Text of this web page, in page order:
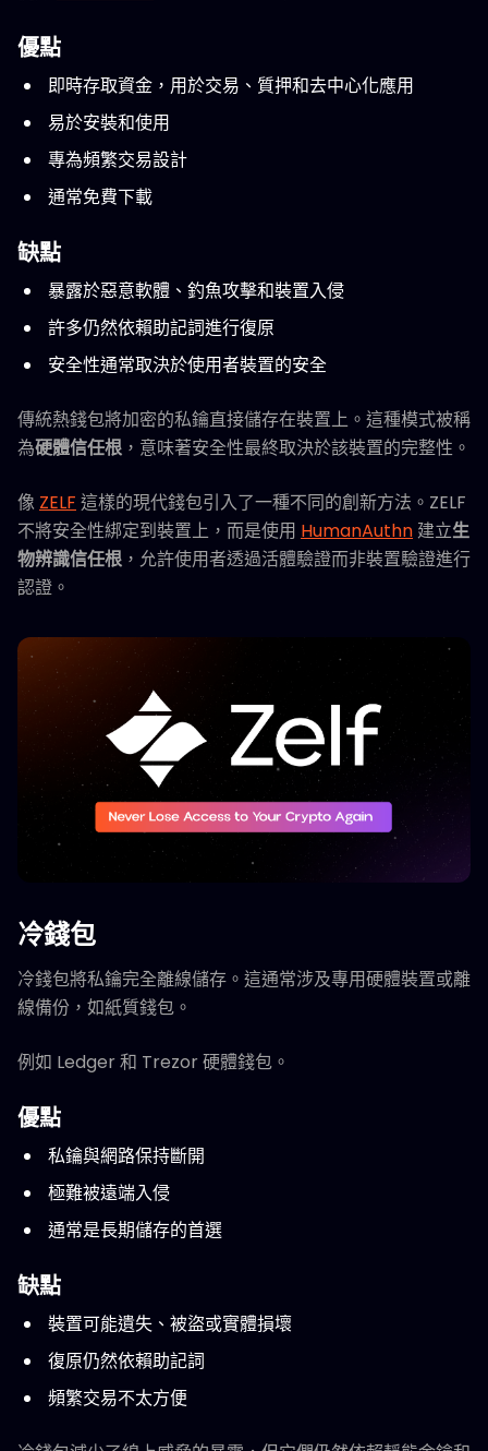
優點
即時存取資金，用於交易、質押和去中心化應用
易於安裝和使用
專為頻繁交易設計
通常免費下載
缺點
暴露於惡意軟體、釣魚攻擊和裝置入侵
許多仍然依賴助記詞進行復原
安全性通常取決於使用者裝置的安全
傳統熱錢包將加密的私鑰直接儲存在裝置上。這種模式被稱
為硬體信任根 ，意味著安全性最終取決於該裝置的完整性。
像 ZELF 這樣的現代錢包引入了一種不同的創新方法。ZELF
不將安全性綁定到裝置上，而是使用 HumanAuthn建立生
物辨識信任根 ，允許使用者透過活體驗證而非裝置驗證進行
認證。
冷錢包
冷錢包將私鑰完全離線儲存。這通常涉及專用硬體裝置或離
線備份，如紙質錢包。
例如 Ledger 和 Trezor 硬體錢包。
優點
私鑰與網路保持斷開
極難被遠端入侵
通常是長期儲存的首選
缺點
裝置可能遺失、被盜或實體損壞
復原仍然依賴助記詞
頻繁交易不太方便